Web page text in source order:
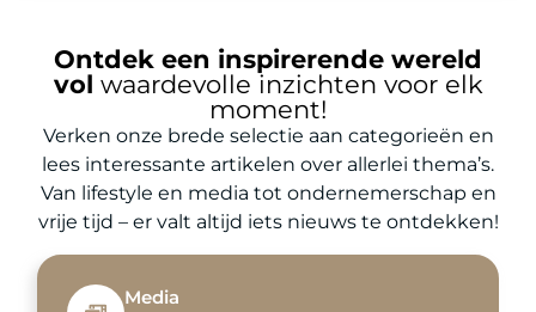
Ontdek een inspirerende wereld
vol waardevolle inzichten voor elk
moment!
Verken onze brede selectie aan categorieën en
lees interessante artikelen over allerlei thema’s.
Van lifestyle en media tot ondernemerschap en
vrije tijd – er valt altijd iets nieuws te ontdekken!
Media